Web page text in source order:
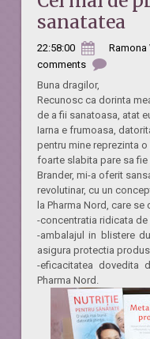
sanatatea
22:58:00 Ramona
comments
Buna dragilor,
Recunosc ca dorinta
de a fii sanatoasa, atat
Iarna e frumoasa,
pentru mine reprezinta
foarte slabita pare sa fie
Brander, mi-a oferit
revolutinar, cu un
la Pharma Nord, care
-concentratia ridicata de
-ambalajul in blistere
asigura protectia
-eficacitatea dovedita
Pharma Nord.